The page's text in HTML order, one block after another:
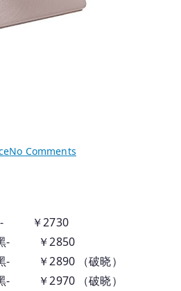
No Commentson
黑- ￥2730
黑- ￥2850
黑- ￥2890 （破晓）
黑- ￥2970 （破晓）